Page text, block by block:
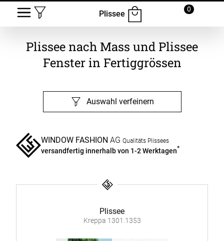
Plissee
0
Plissee nach Mass und Plissee
Fenster in Fertiggrössen
Auswahl verfeinern
WINDOW FASHION AG Qualitäts Plissees
versandfertig innerhalb von 1-2 Werktagen*
Plissee
Kreppa 1301.1353